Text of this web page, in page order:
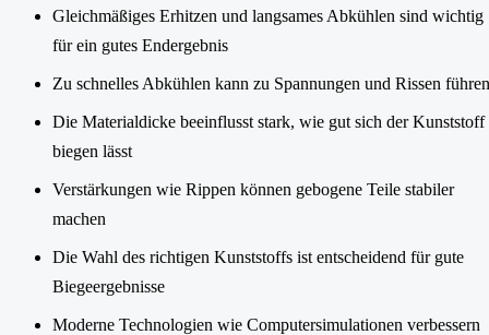
Gleichmäßiges Erhitzen und langsames Abkühlen sind wichtig
für ein gutes Endergebnis
Zu schnelles Abkühlen kann zu Spannungen und Rissen führen
Die Materialdicke beeinflusst stark, wie gut sich der Kunststoff
biegen lässt
Verstärkungen wie Rippen können gebogene Teile stabiler
machen
Die Wahl des richtigen Kunststoffs ist entscheidend für gute
Biegeergebnisse
Moderne Technologien wie Computersimulationen verbessern